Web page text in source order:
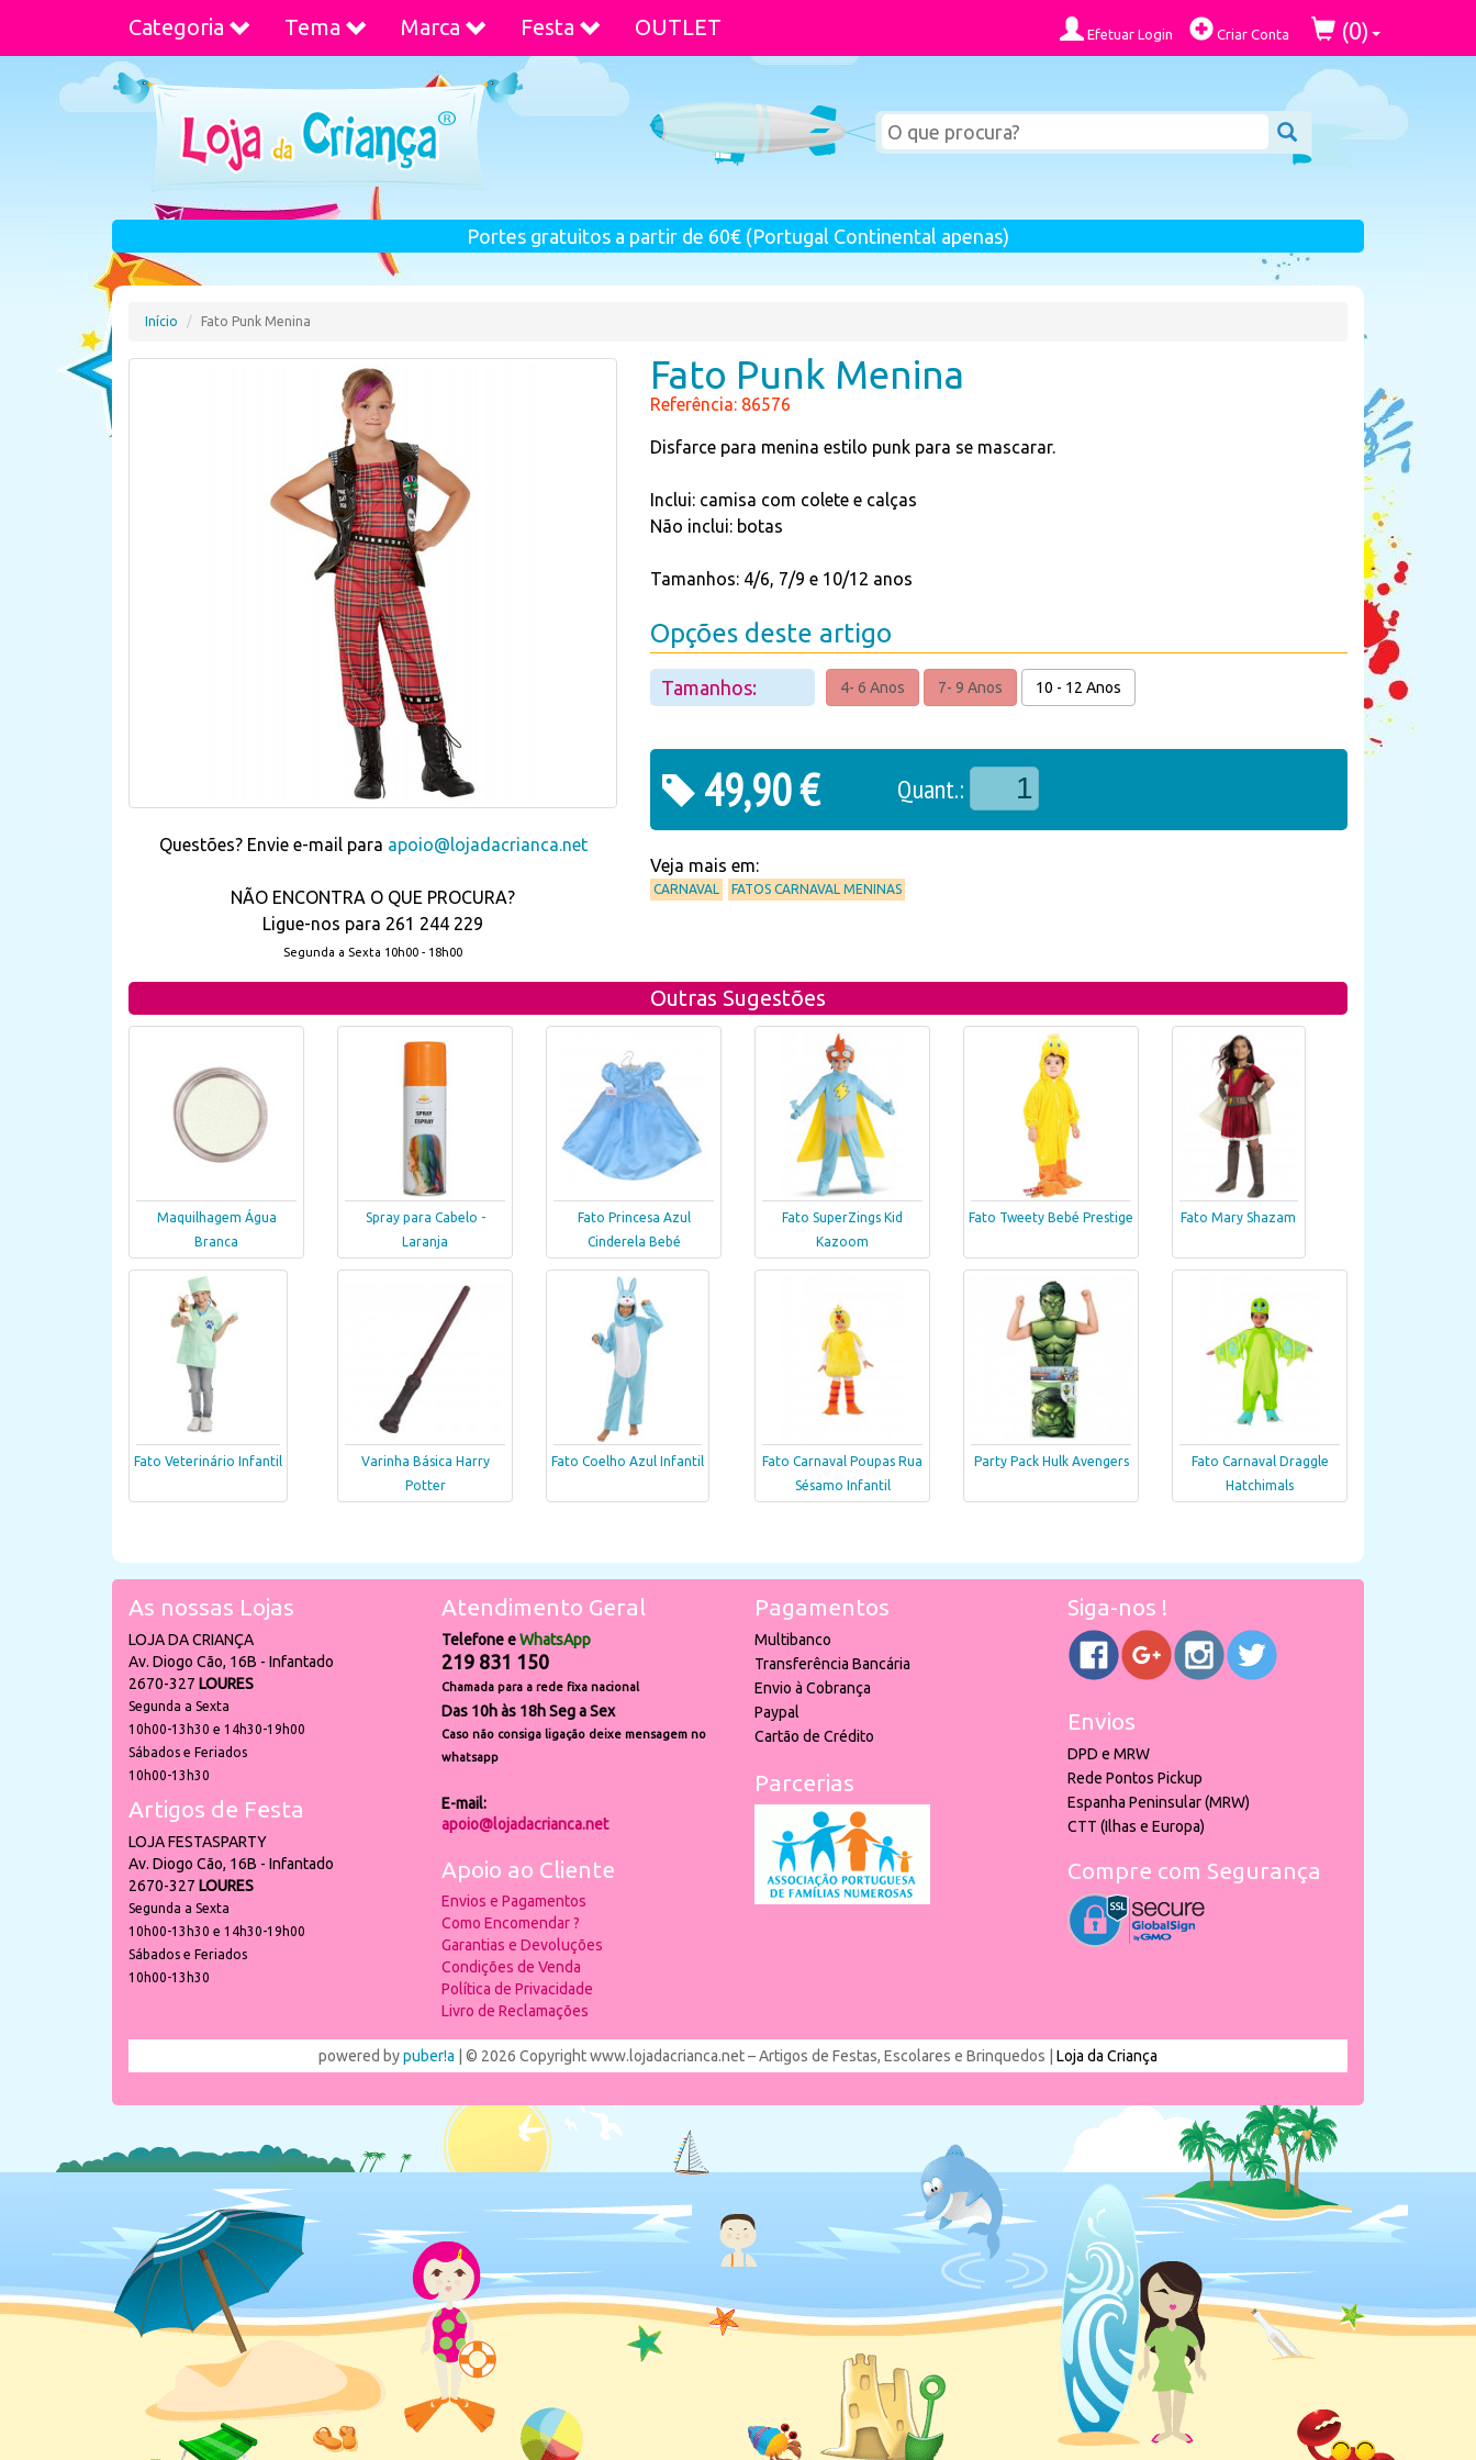
Categoria Tema Marca Festa OUTLET Efetuar Login Criar Conta (0)
Portes gratuitos a partir de 60€ (Portugal Continental apenas)
Início Fato Punk Menina
Questões? Envie e-mail para apoio@lojadacrianca.net
NÃO ENCONTRA O QUE PROCURA?
Ligue-nos para 261 244 229
Segunda a Sexta 10h00 - 18h00
Fato Punk Menina
Referência: 86576
Disfarce para menina estilo punk para se mascarar.
Inclui: camisa com colete e calças
Não inclui: botas
Tamanhos: 4/6, 7/9 e 10/12 anos
Opções deste artigo
Tamanhos: 4- 6 Anos 7- 9 Anos 10 - 12 Anos
49,90 € Quant.:
Veja mais em:
CARNAVAL FATOS CARNAVAL MENINAS
Outras Sugestões
Maquilhagem Água
Branca
Spray para Cabelo -
Laranja
Fato Princesa Azul
Cinderela Bebé
Fato SuperZings Kid
Kazoom
Fato Tweety Bebé Prestige Fato Mary Shazam
Fato Veterinário Infantil
Varinha Básica Harry
Potter
Fato Coelho Azul Infantil
Fato Carnaval Poupas Rua
Sésamo Infantil
Party Pack Hulk Avengers
Fato Carnaval Draggle
Hatchimals
As nossas Lojas
LOJA DA CRIANÇA
Av. Diogo Cão, 16B - Infantado
2670-327 LOURES
Segunda a Sexta
10h00-13h30 e 14h30-19h00
Sábados e Feriados
10h00-13h30
Artigos de Festa
LOJA FESTASPARTY
Av. Diogo Cão, 16B - Infantado
2670-327 LOURES
Segunda a Sexta
10h00-13h30 e 14h30-19h00
Sábados e Feriados
10h00-13h30
Atendimento Geral
Telefone eWhatsApp
219 831 150
Chamada para a rede fixa nacional
Das 10h às 18h Seg a Sex
Caso não consiga ligação deixe mensagem no
whatsapp
E-mail:
apoio@lojadacrianca.net
Apoio ao Cliente
Envios e Pagamentos
Como Encomendar ?
Garantias e Devoluções
Condições de Venda
Política de Privacidade
Livro de Reclamações
Pagamentos
Multibanco
Transferência Bancária
Envio à Cobrança
Paypal
Cartão de Crédito
Parcerias
Siga-nos !
Envios
DPD e MRW
Rede Pontos Pickup
Espanha Peninsular (MRW)
CTT (Ilhas e Europa)
Compre com Segurança
powered bypuber!a | © 2026 Copyright www.lojadacrianca.net – Artigos de Festas, Escolares e Brinquedos | Loja da Criança